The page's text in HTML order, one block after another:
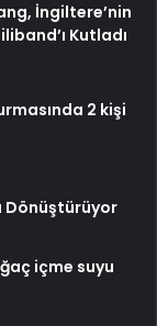
İngiltere’nin
Kutladı
2 kişi
Dönüştürüyor
içme suyu